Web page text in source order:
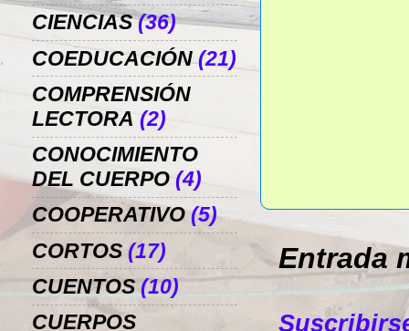
Entrada
CIENCIAS (36)
COEDUCACIÓN (21)
COMPRENSIÓN
LECTORA (2)
CONOCIMIENTO
DEL CUERPO (4)
COOPERATIVO (5)
CORTOS (17)
CUENTOS (10)
CUERPOS